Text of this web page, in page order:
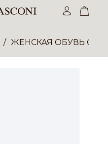
ЖЕНСКАЯ ОБУВЬ